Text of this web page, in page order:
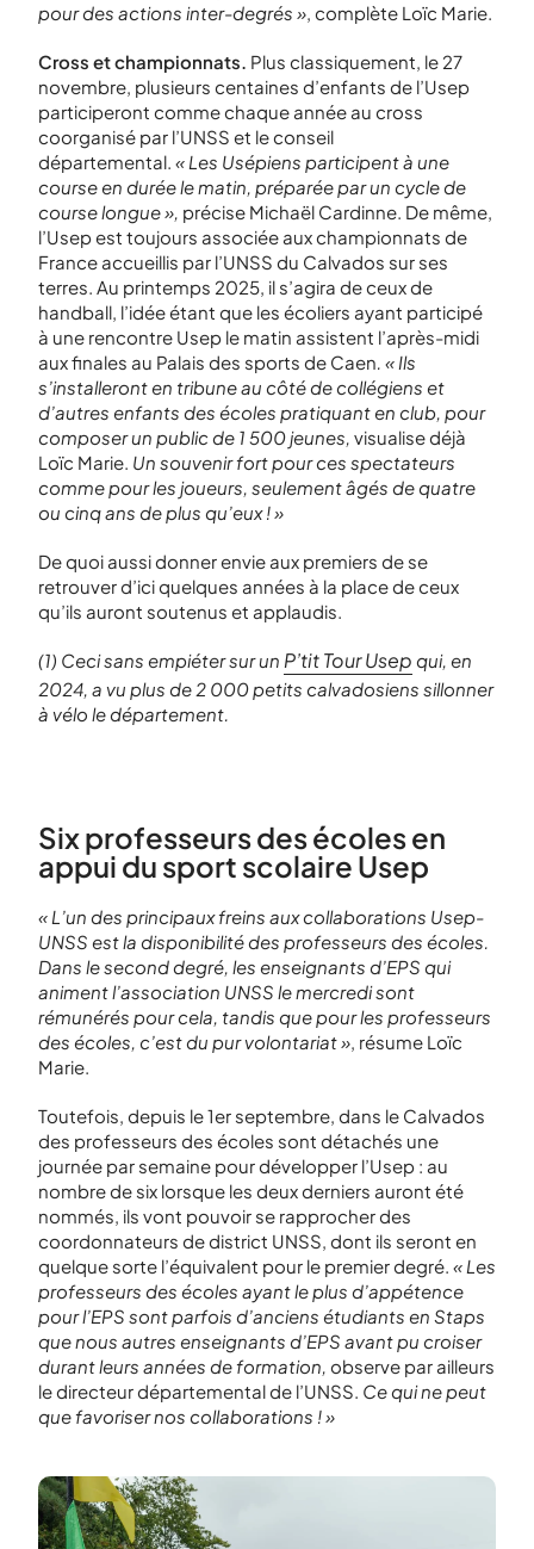
pour des actions inter-degrés », complète Loïc Marie.
Cross et championnats. Plus classiquement, le 27
novembre, plusieurs centaines d’enfants de l’Usep
participeront comme chaque année au cross
coorganisé par l’UNSS et le conseil
départemental. « Les Usépiens participent à une
course en durée le matin, préparée par un cycle de
course longue », précise Michaël Cardinne. De même,
l’Usep est toujours associée aux championnats de
France accueillis par l’UNSS du Calvados sur ses
terres. Au printemps 2025, il s’agira de ceux de
handball, l’idée étant que les écoliers ayant participé
à une rencontre Usep le matin assistent l’après-midi
aux finales au Palais des sports de Caen. « Ils
s’installeront en tribune au côté de collégiens et
d’autres enfants des écoles pratiquant en club, pour
composer un public de 1 500 jeunes, visualise déjà
Loïc Marie. Un souvenir fort pour ces spectateurs
comme pour les joueurs, seulement âgés de quatre
ou cinq ans de plus qu’eux ! »
De quoi aussi donner envie aux premiers de se
retrouver d’ici quelques années à la place de ceux
qu’ils auront soutenus et applaudis.
(1) Ceci sans empiéter sur un P’tit Tour Usep qui, en
2024, a vu plus de 2 000 petits calvadosiens sillonner
à vélo le département.
Six professeurs des écoles en
appui du sport scolaire Usep
« L’un des principaux freins aux collaborations Usep-
UNSS est la disponibilité des professeurs des écoles.
Dans le second degré, les enseignants d’EPS qui
animent l’association UNSS le mercredi sont
rémunérés pour cela, tandis que pour les professeurs
des écoles, c’est du pur volontariat », résume Loïc
Marie.
Toutefois, depuis le 1erseptembre, dans le Calvados
des professeurs des écoles sont détachés une
journée par semaine pour développer l’Usep : au
nombre de six lorsque les deux derniers auront été
nommés, ils vont pouvoir se rapprocher des
coordonnateurs de district UNSS, dont ils seront en
quelque sorte l’équivalent pour le premier degré. « Les
professeurs des écoles ayant le plus d’appétence
pour l’EPS sont parfois d’anciens étudiants en Staps
que nous autres enseignants d’EPS avant pu croiser
durant leurs années de formation, observe par ailleurs
le directeur départemental de l’UNSS. Ce qui ne peut
que favoriser nos collaborations ! »